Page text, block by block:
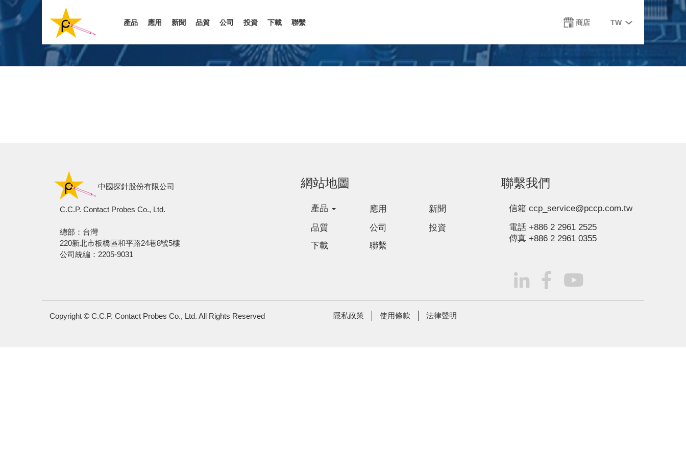
主
產品 應用 新聞 品質 公司 投資 下載 聯繫 商店
Select
language
TW
中國探針股份有限公司
C.C.P. Contact Probes Co., Ltd.
總部：台灣
220新北市板橋區和平路24巷8號5樓
公司統編：2205-9031
網站地圖
產品 應用
新聞
品質
公司
投資
下載
聯繫
聯繫我們
信箱 ccp_service@pccp.com.tw
電話 +886 2 2961 2525
傳真 +886 2 2961 0355
Copyright © C.C.P. Contact Probes Co., Ltd. All Rights Reserved 隱私政策 使用條款 法律聲明